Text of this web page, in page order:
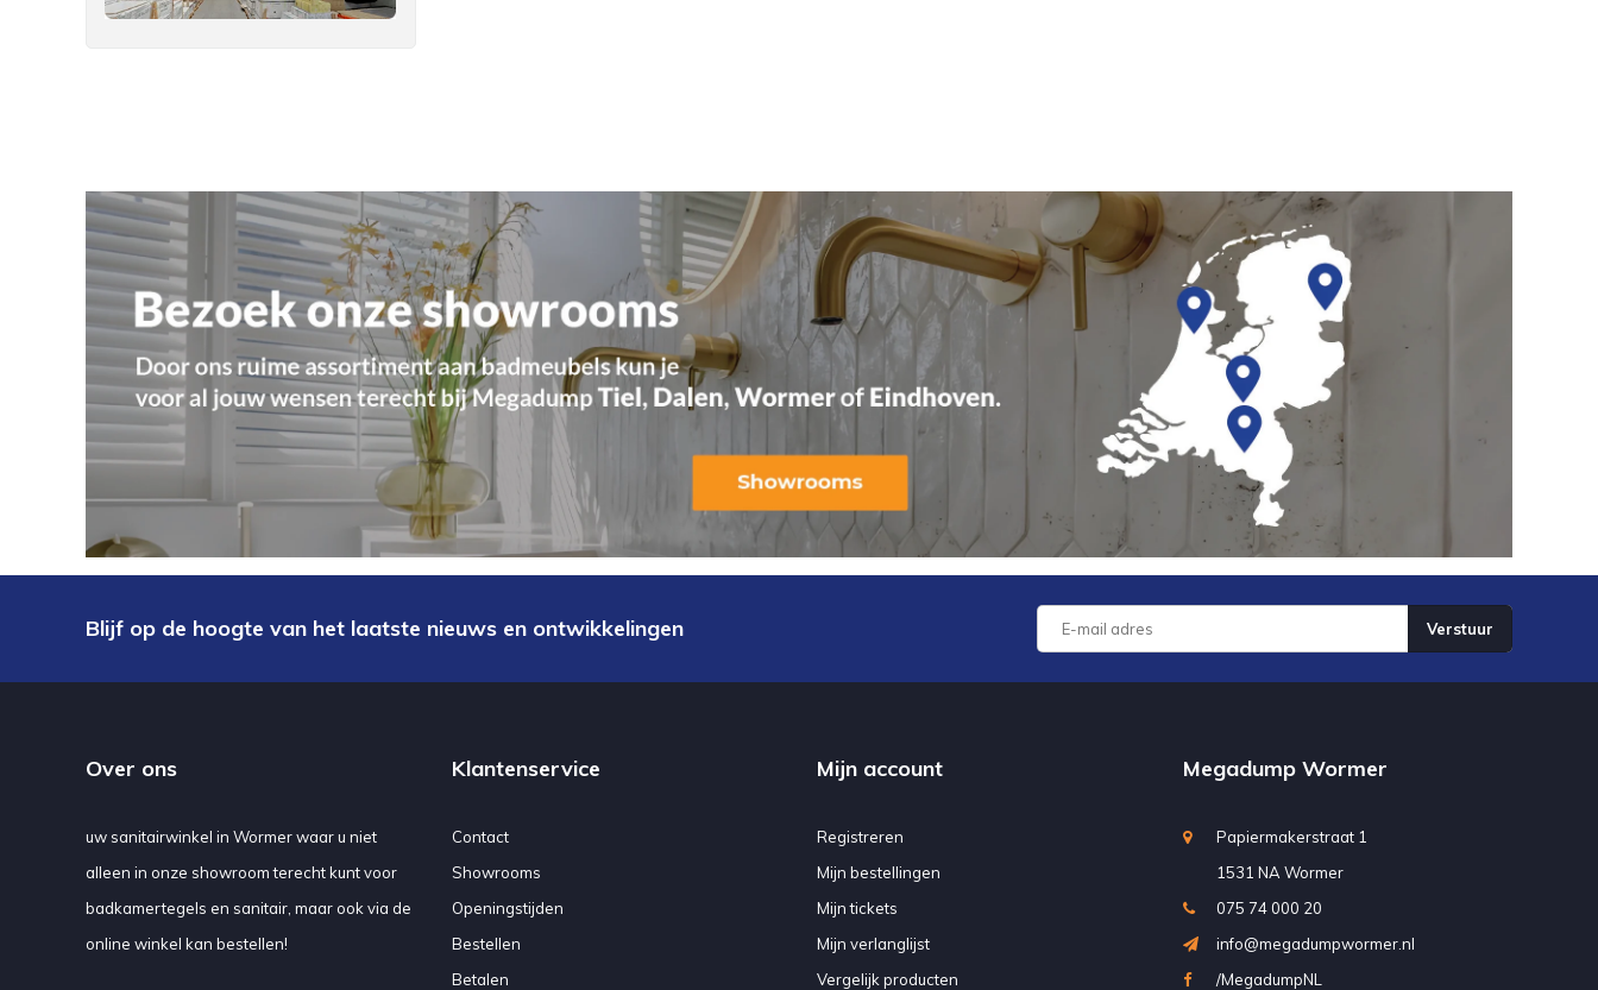
Blijf op de hoogte van het laatste nieuws en ontwikkelingen Verstuur
Over ons
uw sanitairwinkel in Wormer waar u niet
alleen in onze showroom terecht kunt voor
badkamertegels en sanitair, maar ook via de
online winkel kan bestellen!
Klantenservice
Contact
Showrooms
Openingstijden
Bestellen
Betalen
Mijn account
Registreren
Mijn bestellingen
Mijn tickets
Mijn verlanglijst
Vergelijk producten
Megadump Wormer
Papiermakerstraat 1
1531 NA Wormer
075 74 000 20
info@megadumpwormer.nl
/MegadumpNL